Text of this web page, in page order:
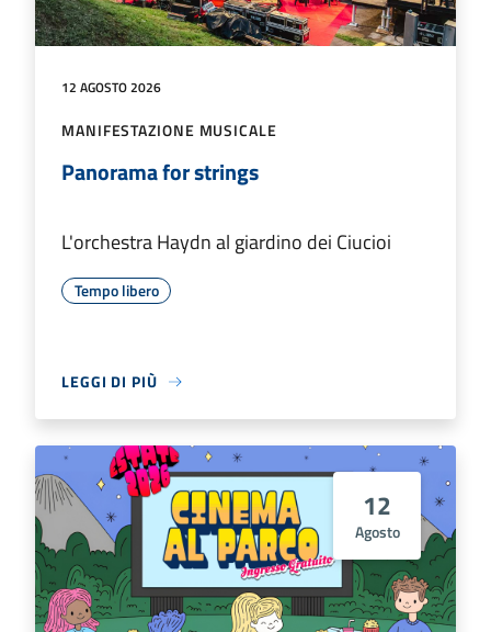
12 AGOSTO 2026
MANIFESTAZIONE MUSICALE
Panorama for strings
L'orchestra Haydn al giardino dei Ciucioi
Tempo libero
LEGGI DI PIÙ
12
Agosto